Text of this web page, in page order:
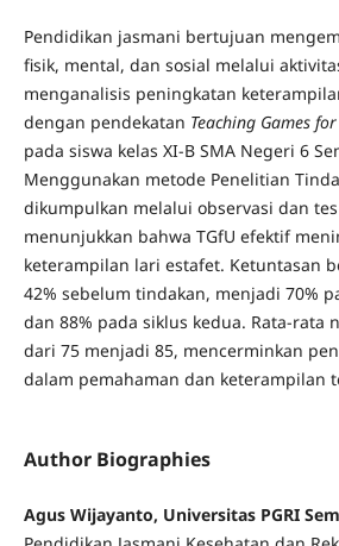
Pendidikan jasmani bertujuan
fisik, mental, dan sosial melalui
menganalisis peningkatan
dengan pendekatan Teaching Games
pada siswa kelas XI-B SMA Negeri 6
Menggunakan metode Penelitian
dikumpulkan melalui observasi dan
menunjukkan bahwa TGfU efektif
keterampilan lari estafet. Ketuntasan
42% sebelum tindakan, menjadi 70%
dan 88% pada siklus kedua. Rata-rata
dari 75 menjadi 85, mencerminkan
dalam pemahaman dan keterampilan
Author Biographies
Agus Wijayanto, Universitas PGRI